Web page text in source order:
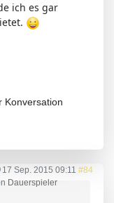
ich es gar
Konversation
17 Sep. 2015 09:11 #84
Dauerspieler